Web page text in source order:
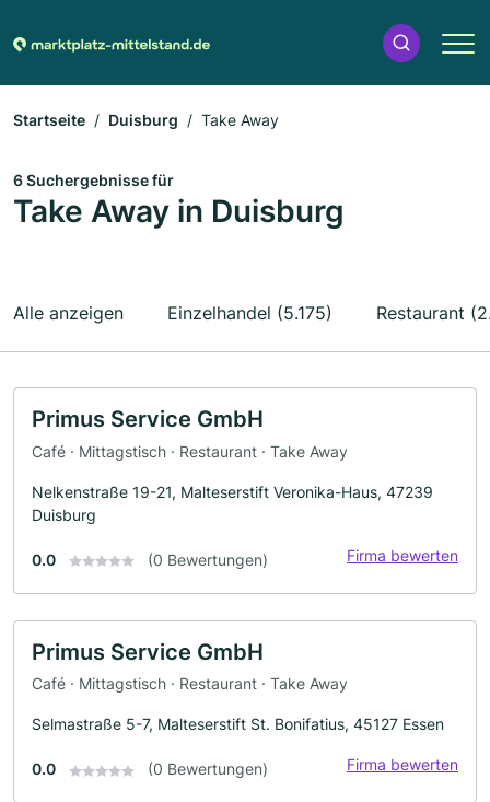
Startseite Duisburg Take Away
6 Suchergebnisse für
Take Away in Duisburg
Alle anzeigen Einzelhandel (5.175) Restaurant
Primus Service GmbH
Café · Mittagstisch · Restaurant · Take Away
Nelkenstraße 19-21, Malteserstift Veronika-Haus, 47239
Duisburg
0.0 (0 Bewertungen) Firma bewerten
Primus Service GmbH
Café · Mittagstisch · Restaurant · Take Away
Selmastraße 5-7, Malteserstift St. Bonifatius, 45127 Essen
0.0 (0 Bewertungen) Firma bewerten